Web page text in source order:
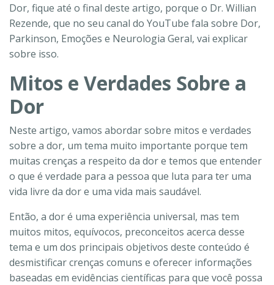
Dor, fique até o final deste artigo, porque o Dr. Willian
Rezende, que no seu canal do YouTube fala sobre Dor,
Parkinson, Emoções e Neurologia Geral, vai explicar
sobre isso.
Mitos e Verdades Sobre a
Dor
Neste artigo, vamos abordar sobre mitos e verdades
sobre a dor, um tema muito importante porque tem
muitas crenças a respeito da dor e temos que entender
o que é verdade para a pessoa que luta para ter uma
vida livre da dor e uma vida mais saudável.
Então, a dor é uma experiência universal, mas tem
muitos mitos, equívocos, preconceitos acerca desse
tema e um dos principais objetivos deste conteúdo é
desmistificar crenças comuns e oferecer informações
baseadas em evidências científicas para que você possa